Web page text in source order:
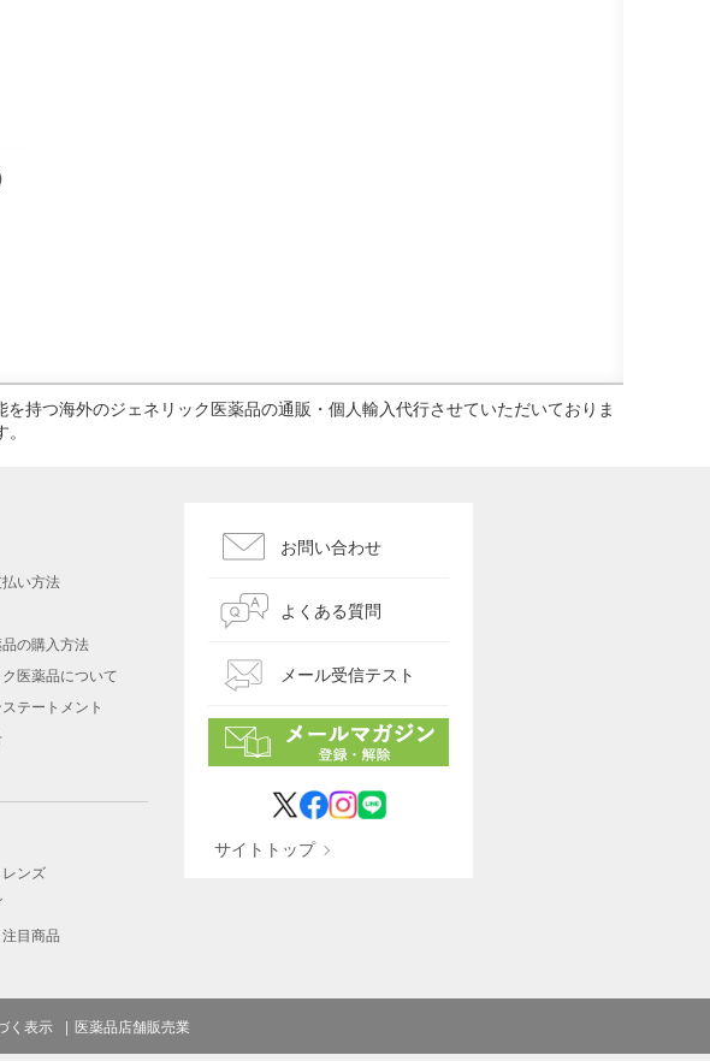
持つ海外のジェネリック医薬品の通販・個人輸入代行させていただいておりま
い方法
の購入方法
医薬品について
テートメント
ンズ
目商品
お問い合わせ
よくある質問
メール受信テスト
サイトトップ
く表示 医薬品店舗販売業